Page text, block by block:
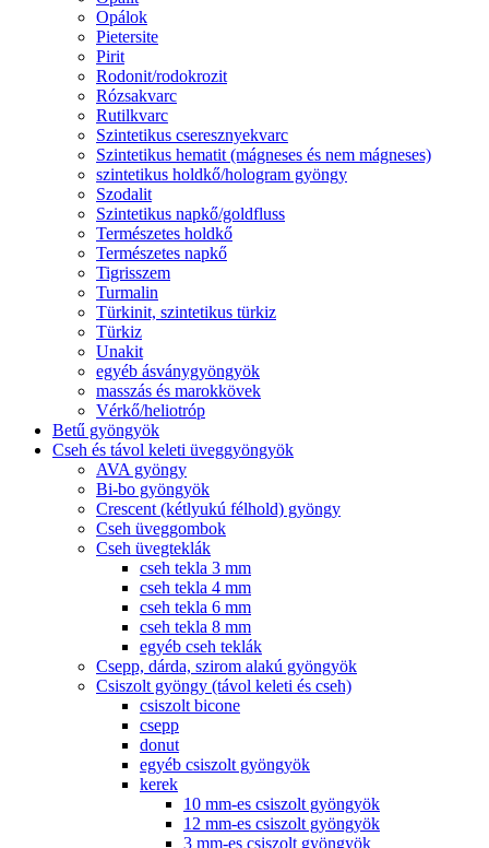
Opálok
Pietersite
Pirit
Rodonit/rodokrozit
Rózsakvarc
Rutilkvarc
Szintetikus cseresznyekvarc
Szintetikus hematit (mágneses és nem mágneses)
szintetikus holdkő/hologram gyöngy
Szodalit
Szintetikus napkő/goldfluss
Természetes holdkő
Természetes napkő
Tigrisszem
Turmalin
Türkinit, szintetikus türkiz
Türkiz
Unakit
egyéb ásványgyöngyök
masszás és marokkövek
Vérkő/heliotróp
Betű gyöngyök
Cseh és távol keleti üveggyöngyök
AVA gyöngy
Bi-bo gyöngyök
Crescent (kétlyukú félhold) gyöngy
Cseh üveggombok
Cseh üvegteklák
cseh tekla 3 mm
cseh tekla 4 mm
cseh tekla 6 mm
cseh tekla 8 mm
egyéb cseh teklák
Csepp, dárda, szirom alakú gyöngyök
Csiszolt gyöngy (távol keleti és cseh)
csiszolt bicone
csepp
donut
egyéb csiszolt gyöngyök
kerek
10 mm-es csiszolt gyöngyök
12 mm-es csiszolt gyöngyök
3 mm-es csiszolt gyöngyök